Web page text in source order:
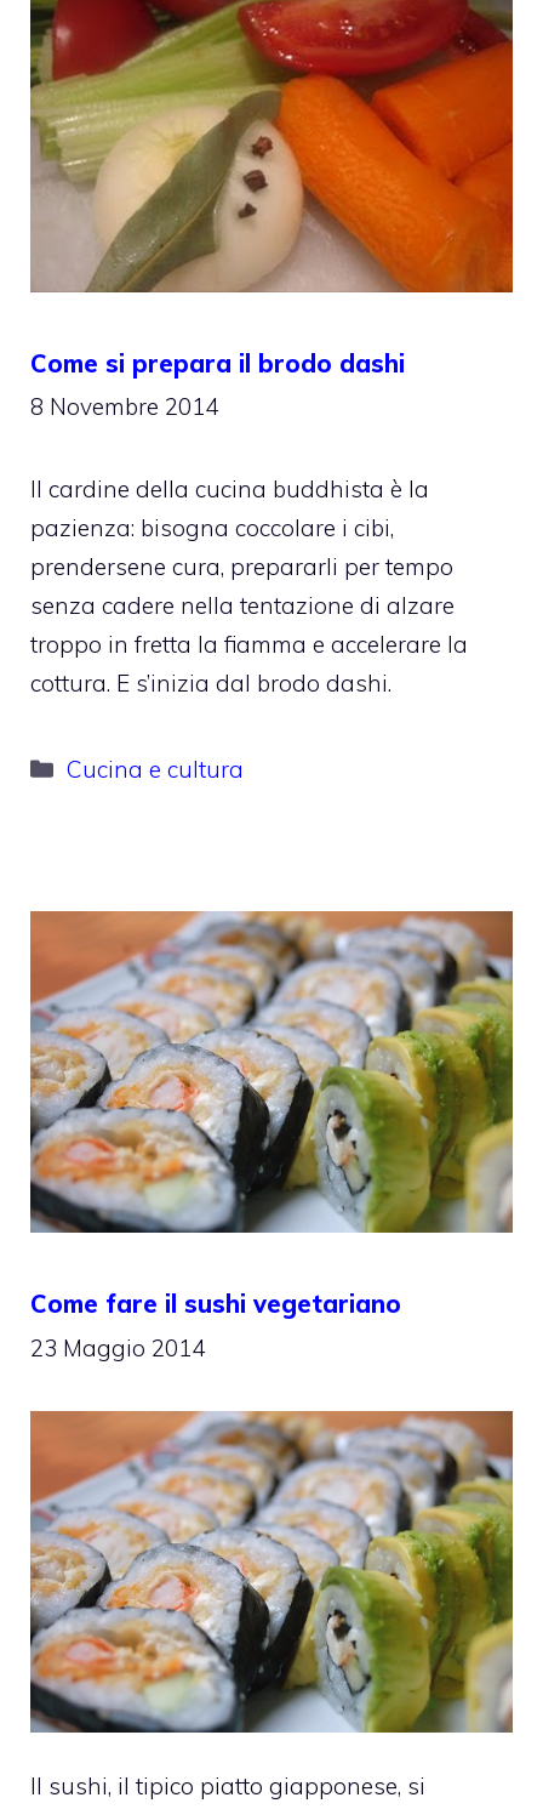
Come si prepara il brodo dashi
8 Novembre 2014
Il cardine della cucina buddhista è la
pazienza: bisogna coccolare i cibi,
prendersene cura, prepararli per tempo
senza cadere nella tentazione di alzare
troppo in fretta la fiamma e accelerare la
cottura. E s’inizia dal brodo dashi.
Categorie
Cucina e cultura
Come fare il sushi vegetariano
23 Maggio 2014
Il sushi, il tipico piatto giapponese, si